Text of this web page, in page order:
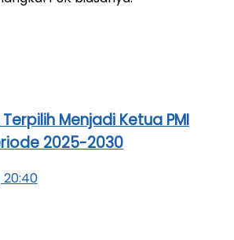
Menjadi Ketua PMI
2025-2030
20:40